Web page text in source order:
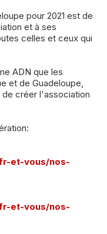
pour 2021 est de
et à ses
celles et ceux qui
ADN que les
et de Guadeloupe,
créer l'association
et-vous/nos-
et-vous/nos-